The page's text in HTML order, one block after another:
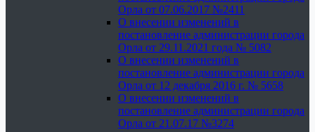
Орла от 07.06.2017 №2411
О внесении изменений в
постановление администрации города
Орла от 29.11.2021 года № 5082
О внесении изменений в
постановление администрации города
Орла от 12 декабря 2016 г. № 5658
О внесении изменений в
постановление администрации города
Орла от 21.07.17 №3274